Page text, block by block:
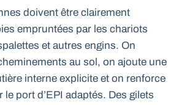
doivent être clairement
empruntées par les chariots
et autres engins. On
au sol, on ajoute une
interne explicite et on renforce
le port d’EPI adaptés. Des gilets